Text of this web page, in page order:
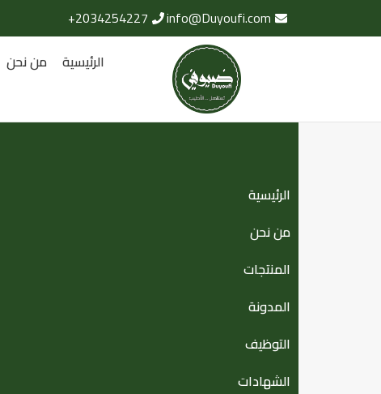
info@Duyoufi.com
2034254227+
الرئيسية
من نحن
الرئيسية
من نحن
المنتجات
المدونة
التوظيف
الشهادات